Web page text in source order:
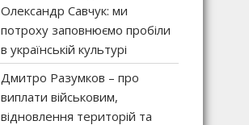
Олександр Савчук: ми
потроху заповнюємо пробіли
в українській культурі
Дмитро Разумков – про
виплати військовим,
відновлення територій та